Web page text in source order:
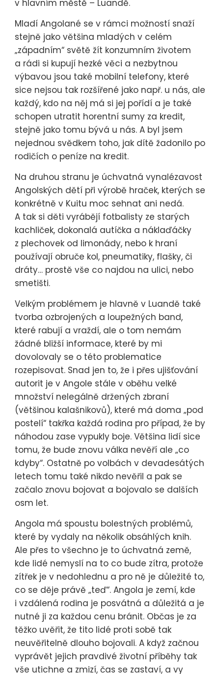
v hlavním městě – Luandě.
Mladí Angolané se v rámci možností snaží
stejně jako většina mladých v celém
„západním“ světě žít konzumním životem
a rádi si kupují hezké věci a nezbytnou
výbavou jsou také mobilní telefony, které
sice nejsou tak rozšířené jako např. u nás, ale
každý, kdo na něj má si jej pořídí a je také
schopen utratit horentní sumy za kredit,
stejně jako tomu bývá u nás. A byl jsem
nejednou svědkem toho, jak dítě žadonilo po
rodičích o peníze na kredit.
Na druhou stranu je úchvatná vynalézavost
Angolských dětí při výrobě hraček, kterých se
konkrétně v Kuitu moc sehnat ani nedá.
A tak si děti vyrábějí fotbalisty ze starých
kachliček, dokonalá autíčka a náklaďáčky
z plechovek od limonády, nebo k hraní
používají obruče kol, pneumatiky, flašky, či
dráty… prostě vše co najdou na ulici, nebo
smetišti.
Velkým problémem je hlavně v Luandě také
tvorba ozbrojených a loupežných band,
které rabují a vraždí, ale o tom nemám
žádné bližší informace, které by mi
dovolovaly se o této problematice
rozepisovat. Snad jen to, že i přes ujišťování
autorit je v Angole stále v oběhu velké
množství nelegálně držených zbraní
(většinou kalašnikovů), které má doma „pod
postelí“ takřka každá rodina pro případ, že by
náhodou zase vypukly boje. Většina lidí sice
tomu, že bude znovu válka nevěří ale „co
kdyby“. Ostatně po volbách v devadesátých
letech tomu také nikdo nevěřil a pak se
začalo znovu bojovat a bojovalo se dalších
osm let.
Angola má spoustu bolestných problémů,
které by vydaly na několik obsáhlých knih.
Ale přes to všechno je to úchvatná země,
kde lidé nemyslí na to co bude zítra, protože
zítřek je v nedohlednu a pro ně je důležité to,
co se děje právě „teď“. Angola je zemí, kde
i vzdálená rodina je posvátná a důležitá a je
nutné ji za každou cenu bránit. Občas je za
těžko uvěřit, že tito lidé proti sobě tak
neuvěřitelně dlouho bojovali. A když začnou
vyprávět jejich pravdivé životní příběhy tak
vše utichne a zmizí, čas se zastaví, a vy